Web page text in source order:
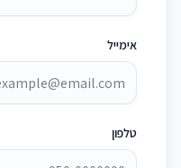
אימייל
טלפון